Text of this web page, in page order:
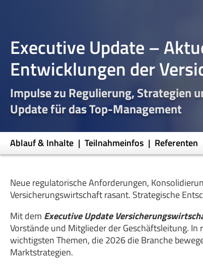
Executive Update –
Entwicklungen der
Impulse zu Regulierung, Strategien
Update für das Top-Management
Ablauf & Inhalte Teilnahmeinfos Referenten
Neue regulatorische Anforderungen,
Versicherungswirtschaft rasant. Strategische
Mit dem Executive Update
Vorstände und Mitglieder der Geschäftsleitung.
wichtigsten Themen, die 2026 die Branche
Marktstrategien.